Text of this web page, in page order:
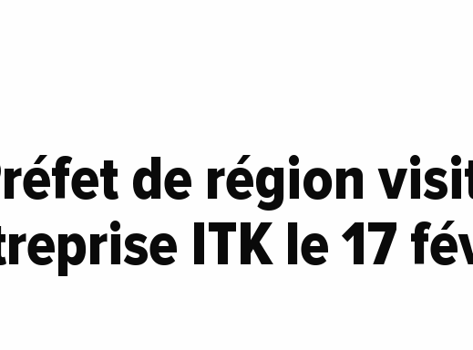
de région
ITK le 17